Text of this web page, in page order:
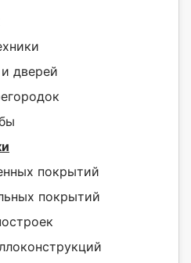
дверей
покрытий
покрытий